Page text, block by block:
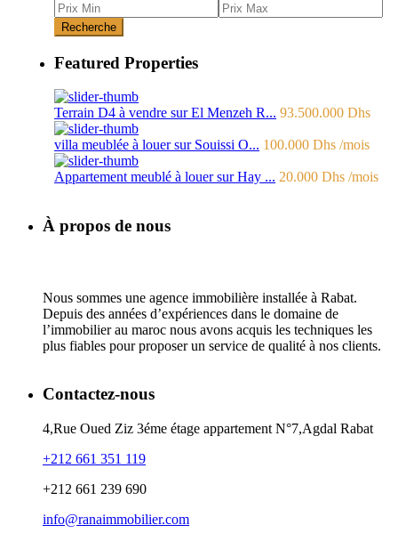
Recherche
Featured Properties
Terrain D4 à vendre sur El Menzeh R... 93.500.000 Dhs
villa meublée à louer sur Souissi O... 100.000 Dhs /mois
Appartement meublé à louer sur Hay ... 20.000 Dhs /mois
À propos de nous
Nous sommes une agence immobilière installée à Rabat.
Depuis des années d’expériences dans le domaine de
l’immobilier au maroc nous avons acquis les techniques les
plus fiables pour proposer un service de qualité à nos clients.
Contactez-nous
4,Rue Oued Ziz 3éme étage appartement N°7,Agdal Rabat
+212 661 351 119
+212 661 239 690
info@ranaimmobilier.com